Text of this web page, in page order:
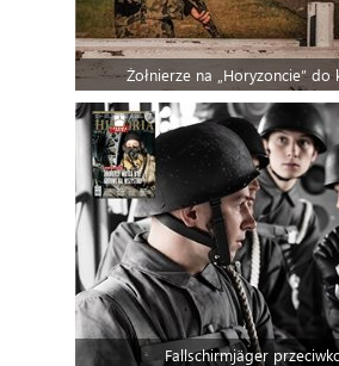
Żołnierze na „Horyzoncie” do
Fallschirmjäger